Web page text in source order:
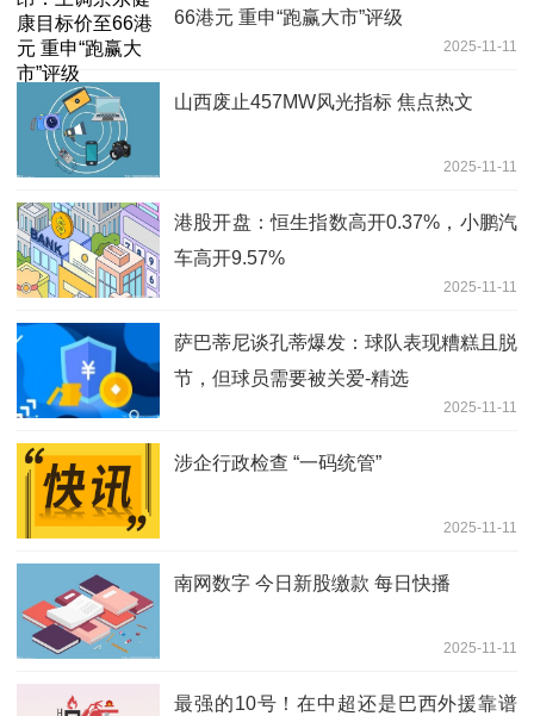
66港元 重申“跑赢大市”评级
2025-11-11
山西废止457MW风光指标 焦点热文
2025-11-11
港股开盘：恒生指数高开0.37%，小鹏汽
车高开9.57%
2025-11-11
萨巴蒂尼谈孔蒂爆发：球队表现糟糕且脱
节，但球员需要被关爱-精选
2025-11-11
涉企行政检查 “一码统管”
2025-11-11
南网数字 今日新股缴款 每日快播
2025-11-11
最强的10号！在中超还是巴西外援靠谱